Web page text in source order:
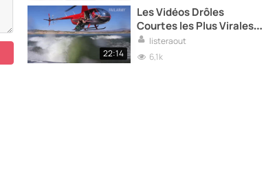
22:14
Les Vidéos Drôles
Courtes les Plus Virales
de l’Année
listeraout
6,1k